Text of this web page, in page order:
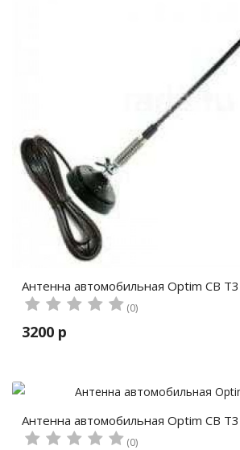
Антенна автомобильная Optim CB T3
(0)
3200 р
Антенна автомобильная Optim CB
(0)